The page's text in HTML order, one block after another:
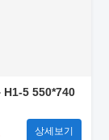
H1-5 550*740
상세보기